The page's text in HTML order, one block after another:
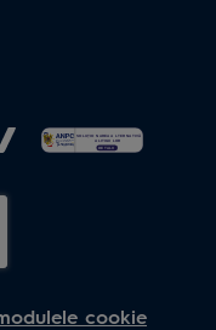
cookie